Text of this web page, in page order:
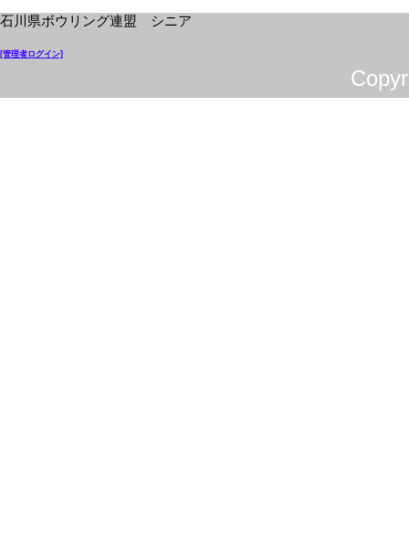
石川県ボウリング連盟 シニア
[管理者ログイン]